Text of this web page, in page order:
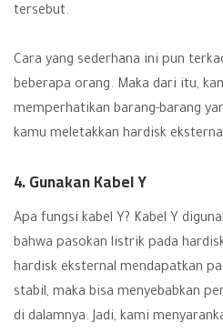
tersebut.
Cara yang sederhana ini pun
beberapa orang. Maka dari itu,
memperhatikan barang-barang
kamu meletakkan hardisk
4. Gunakan Kabel Y
Apa fungsi kabel Y? Kabel Y
bahwa pasokan listrik pada
hardisk eksternal mendapatkan
stabil, maka bisa menyebabkan
di dalamnya. Jadi, kami